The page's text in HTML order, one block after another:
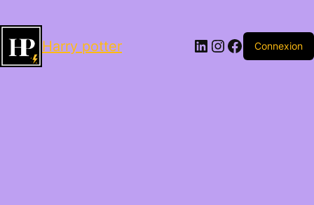
Harry potter LinkedIn
Instagram
Facebook
Connexion